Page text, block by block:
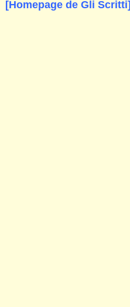
[Homepage de Gli Scritti]